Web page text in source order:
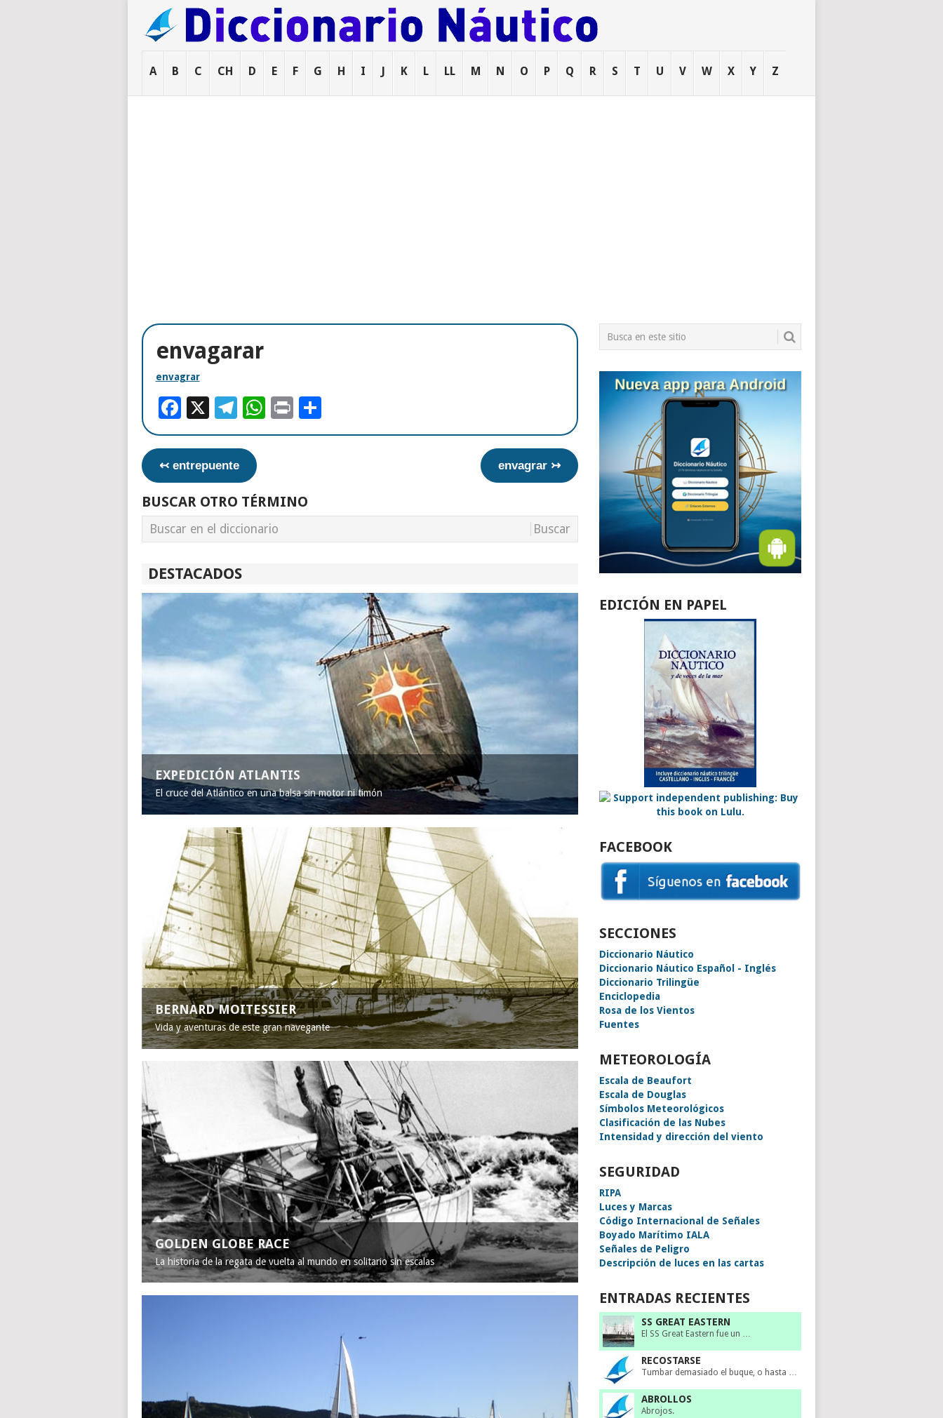
A B C CH D E F G H I J K L LL M N O P Q R S T U V W X Y Z
envagarar
envagrar
Facebook
X Telegram
WhatsApp
PrintCompartir
↢ entrepuente envagrar ↣
BUSCAR OTRO TÉRMINO
DESTACADOS
EXPEDICIÓN ATLANTIS
El cruce del Atlántico en una balsa sin motor ni timón
BERNARD MOITESSIER
Vida y aventuras de este gran navegante
GOLDEN GLOBE RACE
La historia de la regata de vuelta al mundo en solitario sin escalas
EDICIÓN EN PAPEL
FACEBOOK
SECCIONES
Diccionario Náutico
Diccionario Náutico Español - Inglés
Diccionario Trilingüe
Enciclopedia
Rosa de los Vientos
Fuentes
METEOROLOGÍA
Escala de Beaufort
Escala de Douglas
Símbolos Meteorológicos
Clasificación de las Nubes
Intensidad y dirección del viento
SEGURIDAD
RIPA
Luces y Marcas
Código Internacional de Señales
Boyado Marítimo IALA
Señales de Peligro
Descripción de luces en las cartas
ENTRADAS RECIENTES
SS GREAT EASTERN
El SS Great Eastern fue un …
RECOSTARSE
Tumbar demasiado el buque, o hasta …
ABROLLOS
Abrojos.